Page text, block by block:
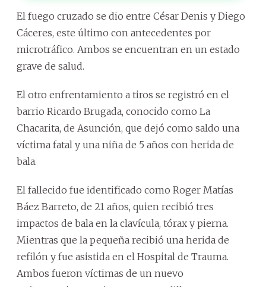
El fuego cruzado se dio entre César Denis y Diego
Cáceres, este último con antecedentes por
microtráfico. Ambos se encuentran en un estado
grave de salud.
El otro enfrentamiento a tiros se registró en el
barrio Ricardo Brugada, conocido como La
Chacarita, de Asunción, que dejó como saldo una
víctima fatal y una niña de 5 años con herida de
bala.
El fallecido fue identificado como Roger Matías
Báez Barreto, de 21 años, quien recibió tres
impactos de bala en la clavícula, tórax y pierna.
Mientras que la pequeña recibió una herida de
refilón y fue asistida en el Hospital de Trauma.
Ambos fueron víctimas de un nuevo